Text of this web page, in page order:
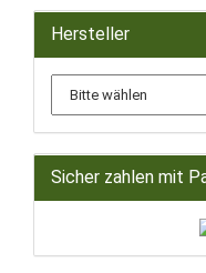
Hersteller
Sicher zahlen mit